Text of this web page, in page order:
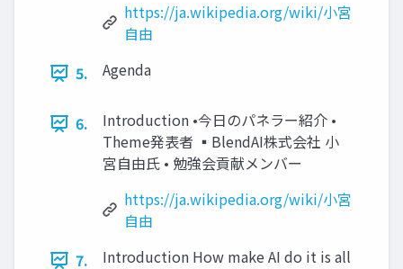
https://ja.wikipedia.org/wiki/小宮
自由
5.
Agenda
6.
Introduction •今日のパネラー紹介 •
Theme発表者 ▪BlendAI株式会社 小
宮自由氏 • 勉強会貢献メンバー
https://ja.wikipedia.org/wiki/小宮
自由
7.
Introduction How make AI do it is all